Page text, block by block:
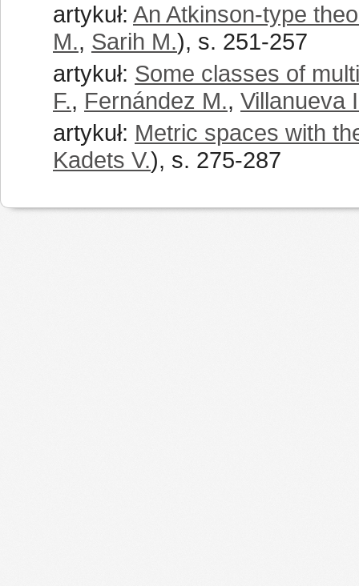
artykuł: An Atkinson-type
M., Sarih M.), s. 251-257
artykuł: Some classes of
F., Fernández M., Villanueva
artykuł: Metric spaces with
Kadets V.), s. 275-287